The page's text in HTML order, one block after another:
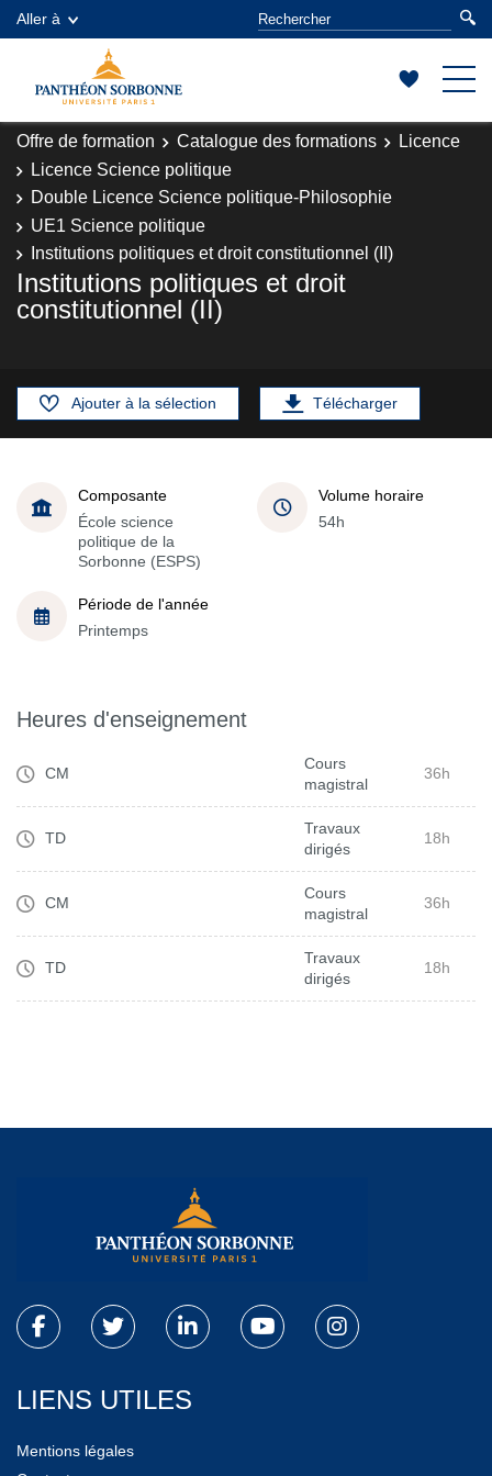
Aller à
Offre de formation Catalogue des formations
Licence
Licence Science politique
Double Licence Science politique-Philosophie
UE1 Science politique
Institutions politiques et droit constitutionnel (II)
Institutions politiques et droit
constitutionnel (II)
Ajouter à la sélection Télécharger
Composante
École science
politique de la
Sorbonne (ESPS)
Volume horaire
54h
Période de l'année
Printemps
Heures d'enseignement
CM
Cours
magistral
36h
TD
Travaux
dirigés
18h
CM
Cours
magistral
36h
TD
Travaux
dirigés
18h
LIENS UTILES
Mentions légales